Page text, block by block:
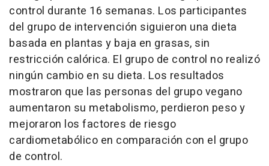
control durante 16 semanas. Los participantes
del grupo de intervención siguieron una dieta
basada en plantas y baja en grasas, sin
restricción calórica. El grupo de control no realizó
ningún cambio en su dieta. Los resultados
mostraron que las personas del grupo vegano
aumentaron su metabolismo, perdieron peso y
mejoraron los factores de riesgo
cardiometabólico en comparación con el grupo
de control.